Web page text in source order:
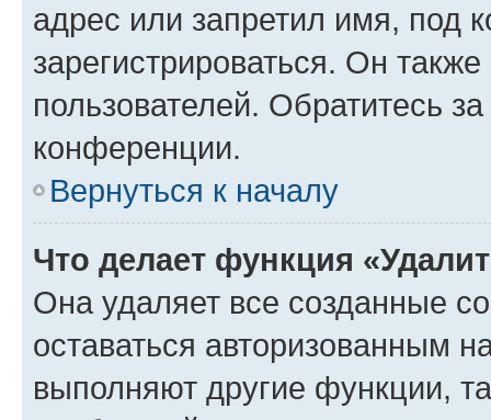
адрес или запретил имя, под
зарегистрироваться. Он
пользователей. Обратитесь
конференции.
Вернуться к началу
Что делает функция
Она удаляет все созданные
оставаться авторизованным
выполняют другие функции,